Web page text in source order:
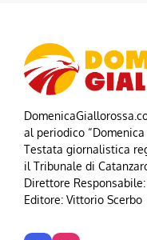
al periodico “Domenica
Testata giornalistica
il Tribunale di
Direttore
Editore: Vittorio Scerbo